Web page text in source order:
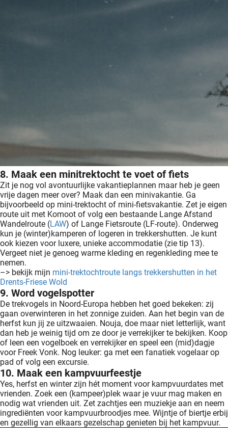
8. Maak een minitrektocht te voet of fiets
Zit je nog vol avontuurlijke vakantieplannen maar heb je geen
vrije dagen meer over? Maak dan een minivakantie. Ga
bijvoorbeeld op mini-trektocht of mini-fietsvakantie. Zet je eigen
route uit met Komoot of volg een bestaande Lange Afstand
Wandelroute (LAW) of Lange Fietsroute (LF-route). Onderweg
kun je (winter)kamperen of logeren in trekkershutten. Je kunt
ook kiezen voor luxere, unieke accommodatie (zie tip 13).
Vergeet niet je genoeg warme kleding en regenkleding mee te
nemen.
–> bekijk mijn mini-trektochtroute langs trekkershutten in het
Drents-Friese Wold
9. Word vogelspotter
De trekvogels in Noord-Europa hebben het goed bekeken: zij
gaan overwinteren in het zonnige zuiden. Aan het begin van de
herfst kun jij ze uitzwaaien. Nouja, doe maar niet letterlijk, want
dan heb je weinig tijd om ze door je verrekijker te bekijken. Koop
of leen een vogelboek en verrekijker en speel een (mid)dagje
voor Freek Vonk. Nog leuker: ga met een fanatiek vogelaar op
pad of volg een excursie.
10. Maak een kampvuurfeestje
Yes, herfst en winter zijn hét moment voor kampvuurdates met
vrienden. Zoek een (kampeer)plek waar je vuur mag maken en
nodig wat vrienden uit. Zet zachtjes een muziekje aan en neem
ingrediënten voor kampvuurbroodjes mee. Wijntje of biertje erbij
en gezellig van elkaars gezelschap genieten bij het kampvuur.